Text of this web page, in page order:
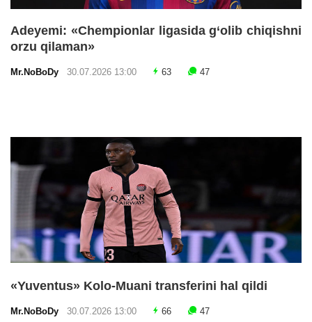
Adeyemi: «Chempionlar ligasida g‘olib chiqishni
orzu qilaman»
Mr.NoBoDy 30.07.2026 13:00 63 47
«Yuventus» Kolo-Muani transferini hal qildi
Mr.NoBoDy 30.07.2026 13:00 66 47